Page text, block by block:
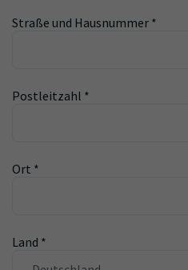
Straße und Hausnummer *
Postleitzahl *
Ort *
Land *